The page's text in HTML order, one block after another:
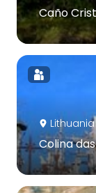
Caño
Lithuania
Colina